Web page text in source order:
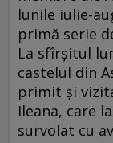
lunile iulie-
primă serie
La sfîrşitul
castelul din
primit şi
Ileana, care
survolat cu